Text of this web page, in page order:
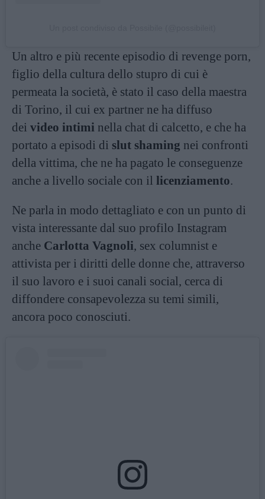
Un altro e più recente episodio di revenge porn,
figlio della cultura dello stupro di cui è
permeata la società, è stato il caso della maestra
di Torino, il cui ex partner ne ha diffuso
dei video intimi nella chat di calcetto, e che ha
portato a episodi di slut shaming nei confronti
della vittima, che ne ha pagato le conseguenze
anche a livello sociale con il licenziamento.
Ne parla in modo dettagliato e con un punto di
vista interessante dal suo profilo Instagram
anche Carlotta Vagnoli, sex columnist e
attivista per i diritti delle donne che, attraverso
il suo lavoro e i suoi canali social, cerca di
diffondere consapevolezza su temi simili,
ancora poco conosciuti.